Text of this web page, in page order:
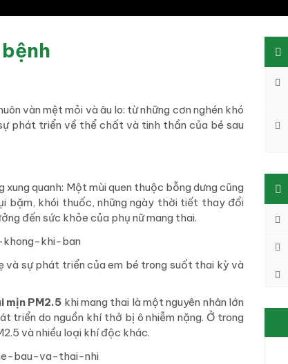
vàn mệt mỏi và âu lo: từ những cơn nghén khó
phát triển về thể chất và tinh thần của bé sau
quanh: Một mùi quen thuộc bỗng dưng cũng
bặm, khói thuốc, những ngày thời tiết thay đổi
đến sức khỏe của phụ nữ mang thai.
và sự phát triển của em bé trong suốt thai kỳ và
mịn PM2.5 khi mang thai là một nguyên nhân lớn
triển do nguồn khí thở bị ô nhiễm nặng. Ở trong
và nhiều loại khí độc khác.